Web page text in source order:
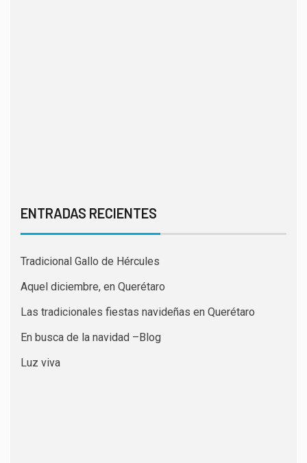
ENTRADAS RECIENTES
Tradicional Gallo de Hércules
Aquel diciembre, en Querétaro
Las tradicionales fiestas navideñas en Querétaro
En busca de la navidad –Blog
Luz viva